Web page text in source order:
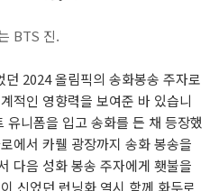
BTS 진.
2024 올림픽의 송화봉송 주자로
적인 영향력을 보여준 바 있습니
유니폼을 입고 송화를 든 채 등장했
에서 카뤨 광장까지 송화 봉송을
다음 성화 봉송 주자에게 횃불을
신었던 런닝화 역시 함께 화두로